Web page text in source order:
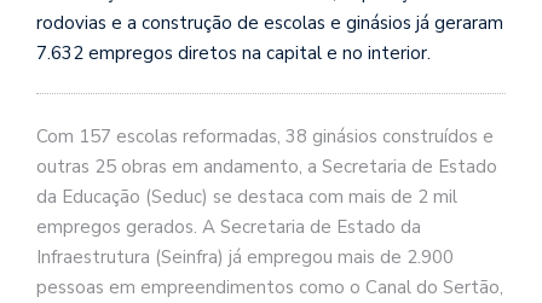
rodovias e a construção de escolas e ginásios já geraram
7.632 empregos diretos na capital e no interior.
Com 157 escolas reformadas, 38 ginásios construídos e
outras 25 obras em andamento, a Secretaria de Estado
da Educação (Seduc) se destaca com mais de 2 mil
empregos gerados. A Secretaria de Estado da
Infraestrutura (Seinfra) já empregou mais de 2.900
pessoas em empreendimentos como o Canal do Sertão,